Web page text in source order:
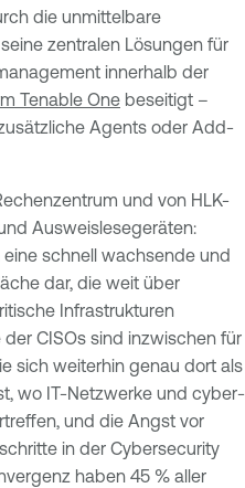
die unmittelbare
zentralen Lösungen für
innerhalb der
Tenable One beseitigt –
Agents oder Add-
und von HLK-
Ausweislesegeräten:
schnell wachsende und
dar, die weit über
Infrastrukturen
CISOs sind inzwischen für
sich weiterhin genau dort als
wo IT-Netzwerke und cyber-
und die Angst vor
in der Cybersecurity
haben 45 % aller